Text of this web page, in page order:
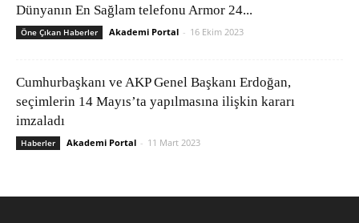
Dünyanın En Sağlam telefonu Armor 24...
Öne Çıkan Haberler Akademi Portal - 16 Ekim 2023
Cumhurbaşkanı ve AKP Genel Başkanı Erdoğan,
seçimlerin 14 Mayıs’ta yapılmasına ilişkin kararı
imzaladı
Haberler Akademi Portal - 11 Mart 2023